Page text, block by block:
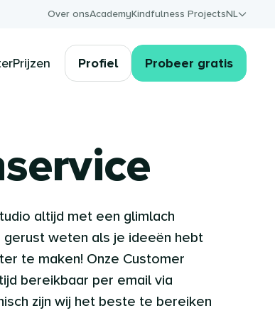
Over onsAcademyKindfulness ProjectsNL
Prijzen Profiel Probeer gratis
altijd met een glimlach
weten als je ideeën hebt
te maken! Onze Customer
bereikbaar per email via
zijn wij het beste te bereiken